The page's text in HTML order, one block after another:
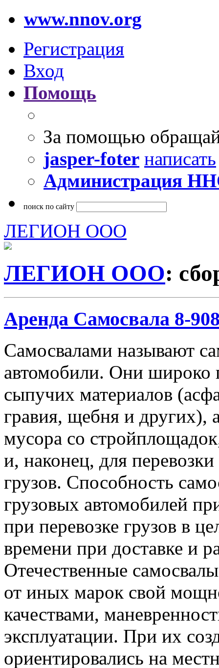
www.nnov.org
Регистрация
Вход
Помощь
За помощью
jasper-foter написать
Администрация
поиск по сайту
ЛЕГИОН ООО
ЛЕГИОН ООО:
Аренда Самосвала 8-
Самосвалами называют
автомобили. Они широко
сыпучих материалов
гравия, щебня и других),
мусора со
и, наконец, для
грузов. Способность
грузовых автомобилей
при перевозке грузов в
времени при доставке и
Отечественные
от иных марок свой
качествами,
эксплуатации. При их
ориентировались на